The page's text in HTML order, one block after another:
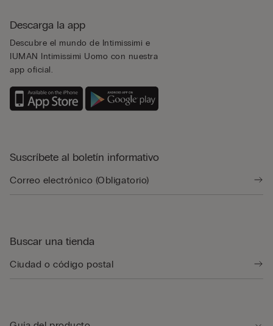
Descarga la app
Descubre el mundo de Intimissimi e
IUMAN Intimissimi Uomo con nuestra
app oficial.
Suscríbete al boletín informativo
Buscar una tienda